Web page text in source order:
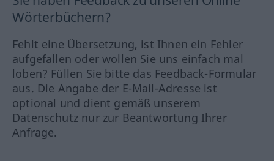
Wörterbüchern?
Fehlt eine Übersetzung, ist Ihnen ein Fehler
aufgefallen oder wollen Sie uns einfach mal
loben? Füllen Sie bitte das Feedback-Formular
aus. Die Angabe der E-Mail-Adresse ist
optional und dient gemäß unserem
Datenschutz nur zur Beantwortung Ihrer
Anfrage.